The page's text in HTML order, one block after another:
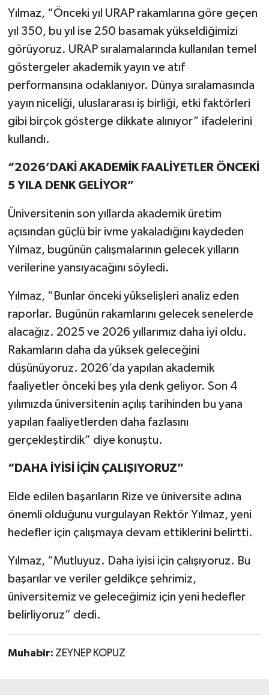
Yılmaz, “Önceki yıl URAP rakamlarına göre geçen
yıl 350, bu yıl ise 250 basamak yükseldiğimizi
görüyoruz. URAP sıralamalarında kullanılan temel
göstergeler akademik yayın ve atıf
performansına odaklanıyor. Dünya sıralamasında
yayın niceliği, uluslararası iş birliği, etki faktörleri
gibi birçok gösterge dikkate alınıyor” ifadelerini
kullandı.
“2026’DAKİ AKADEMİK FAALİYETLER ÖNCEKİ
5 YILA DENK GELİYOR”
Üniversitenin son yıllarda akademik üretim
açısından güçlü bir ivme yakaladığını kaydeden
Yılmaz, bugünün çalışmalarının gelecek yılların
verilerine yansıyacağını söyledi.
Yılmaz, “Bunlar önceki yükselişleri analiz eden
raporlar. Bugünün rakamlarını gelecek senelerde
alacağız. 2025 ve 2026 yıllarımız daha iyi oldu.
Rakamların daha da yüksek geleceğini
düşünüyoruz. 2026’da yapılan akademik
faaliyetler önceki beş yıla denk geliyor. Son 4
yılımızda üniversitenin açılış tarihinden bu yana
yapılan faaliyetlerden daha fazlasını
gerçekleştirdik” diye konuştu.
“DAHA İYİSİ İÇİN ÇALIŞIYORUZ”
Elde edilen başarıların Rize ve üniversite adına
önemli olduğunu vurgulayan Rektör Yılmaz, yeni
hedefler için çalışmaya devam ettiklerini belirtti.
Yılmaz, “Mutluyuz. Daha iyisi için çalışıyoruz. Bu
başarılar ve veriler geldikçe şehrimiz,
üniversitemiz ve geleceğimiz için yeni hedefler
belirliyoruz” dedi.
Muhabir: ZEYNEP KOPUZ